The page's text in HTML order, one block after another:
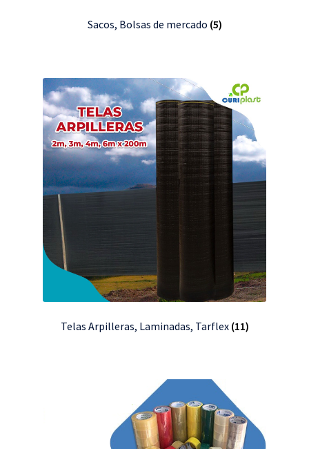
Sacos, Bolsas de mercado (5)
Telas Arpilleras, Laminadas, Tarflex (11)